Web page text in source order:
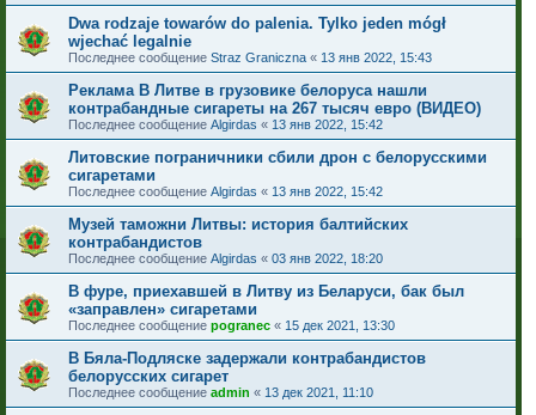
Dwa rodzaje towarów do palenia. Tylko jeden mógł
wjechać legalnie
Последнее сообщение Straz Graniczna « 13 янв 2022, 15:43
Реклама В Литве в грузовике белоруса нашли
контрабандные сигареты на 267 тысяч евро (ВИДЕО)
Последнее сообщение Algirdas « 13 янв 2022, 15:42
Литовские пограничники сбили дрон с белорусскими
сигаретами
Последнее сообщение Algirdas « 13 янв 2022, 15:42
Музей таможни Литвы: история балтийских
контрабандистов
Последнее сообщение Algirdas « 03 янв 2022, 18:20
В фуре, приехавшей в Литву из Беларуси, бак был
«заправлен» сигаретами
Последнее сообщение pogranec « 15 дек 2021, 13:30
В Бяла-Подляске задержали контрабандистов
белорусских сигарет
Последнее сообщение admin « 13 дек 2021, 11:10